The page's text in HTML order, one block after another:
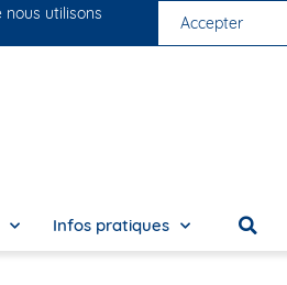
cliniques Nous rejoindre
Infos pratiques
nous utilisons
Accepter